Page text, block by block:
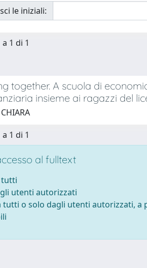
le iniziali:
1 di 1
together. A scuola di
insieme ai ragazzi del
1 di 1
al fulltext
tutti
utenti autorizzati
tutti o solo dagli utenti autorizzati,